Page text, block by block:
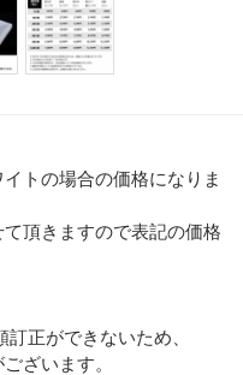
トの場合の価格になりま
頂きますので表記の価格
正ができないため、
ざいます。